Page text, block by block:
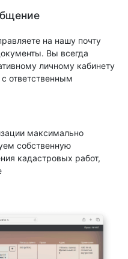
на нашу почту
Вы всегда
личному кабинету
ответственным
максимально
собственную
кадастровых работ,